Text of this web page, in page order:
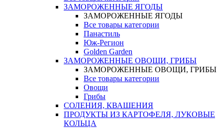
ЗАМОРОЖЕННЫЕ ЯГОДЫ
ЗАМОРОЖЕННЫЕ ЯГОДЫ
Все товары категории
Панастиль
Юж-Регион
Golden Garden
ЗАМОРОЖЕННЫЕ ОВОЩИ, ГРИБЫ
ЗАМОРОЖЕННЫЕ ОВОЩИ, ГРИБЫ
Все товары категории
Овощи
Грибы
СОЛЕНИЯ, КВАШЕНИЯ
ПРОДУКТЫ ИЗ КАРТОФЕЛЯ, ЛУКОВЫЕ
КОЛЬЦА